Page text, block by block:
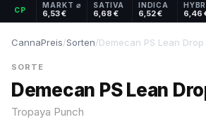
CP
MARKT ⌀
6,53 €
SATIVA
6,68 €
INDICA
6,52 € 6,46
CannaPreis/Sorten/Demecan PS Lean Drop
SORTE
Demecan PS Lean
Tropaya Punch